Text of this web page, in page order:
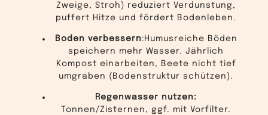
Zweige, Stroh) reduziert Verdunstung,
puffert Hitze und fördert Bodenleben.
Boden verbessern: Humusreiche Böden
speichern mehr Wasser. Jährlich
Kompost einarbeiten, Beete nicht tief
umgraben (Bodenstruktur schützen).
Regenwasser nutzen:
Tonnen/Zisternen, ggf. mit Vorfilter.